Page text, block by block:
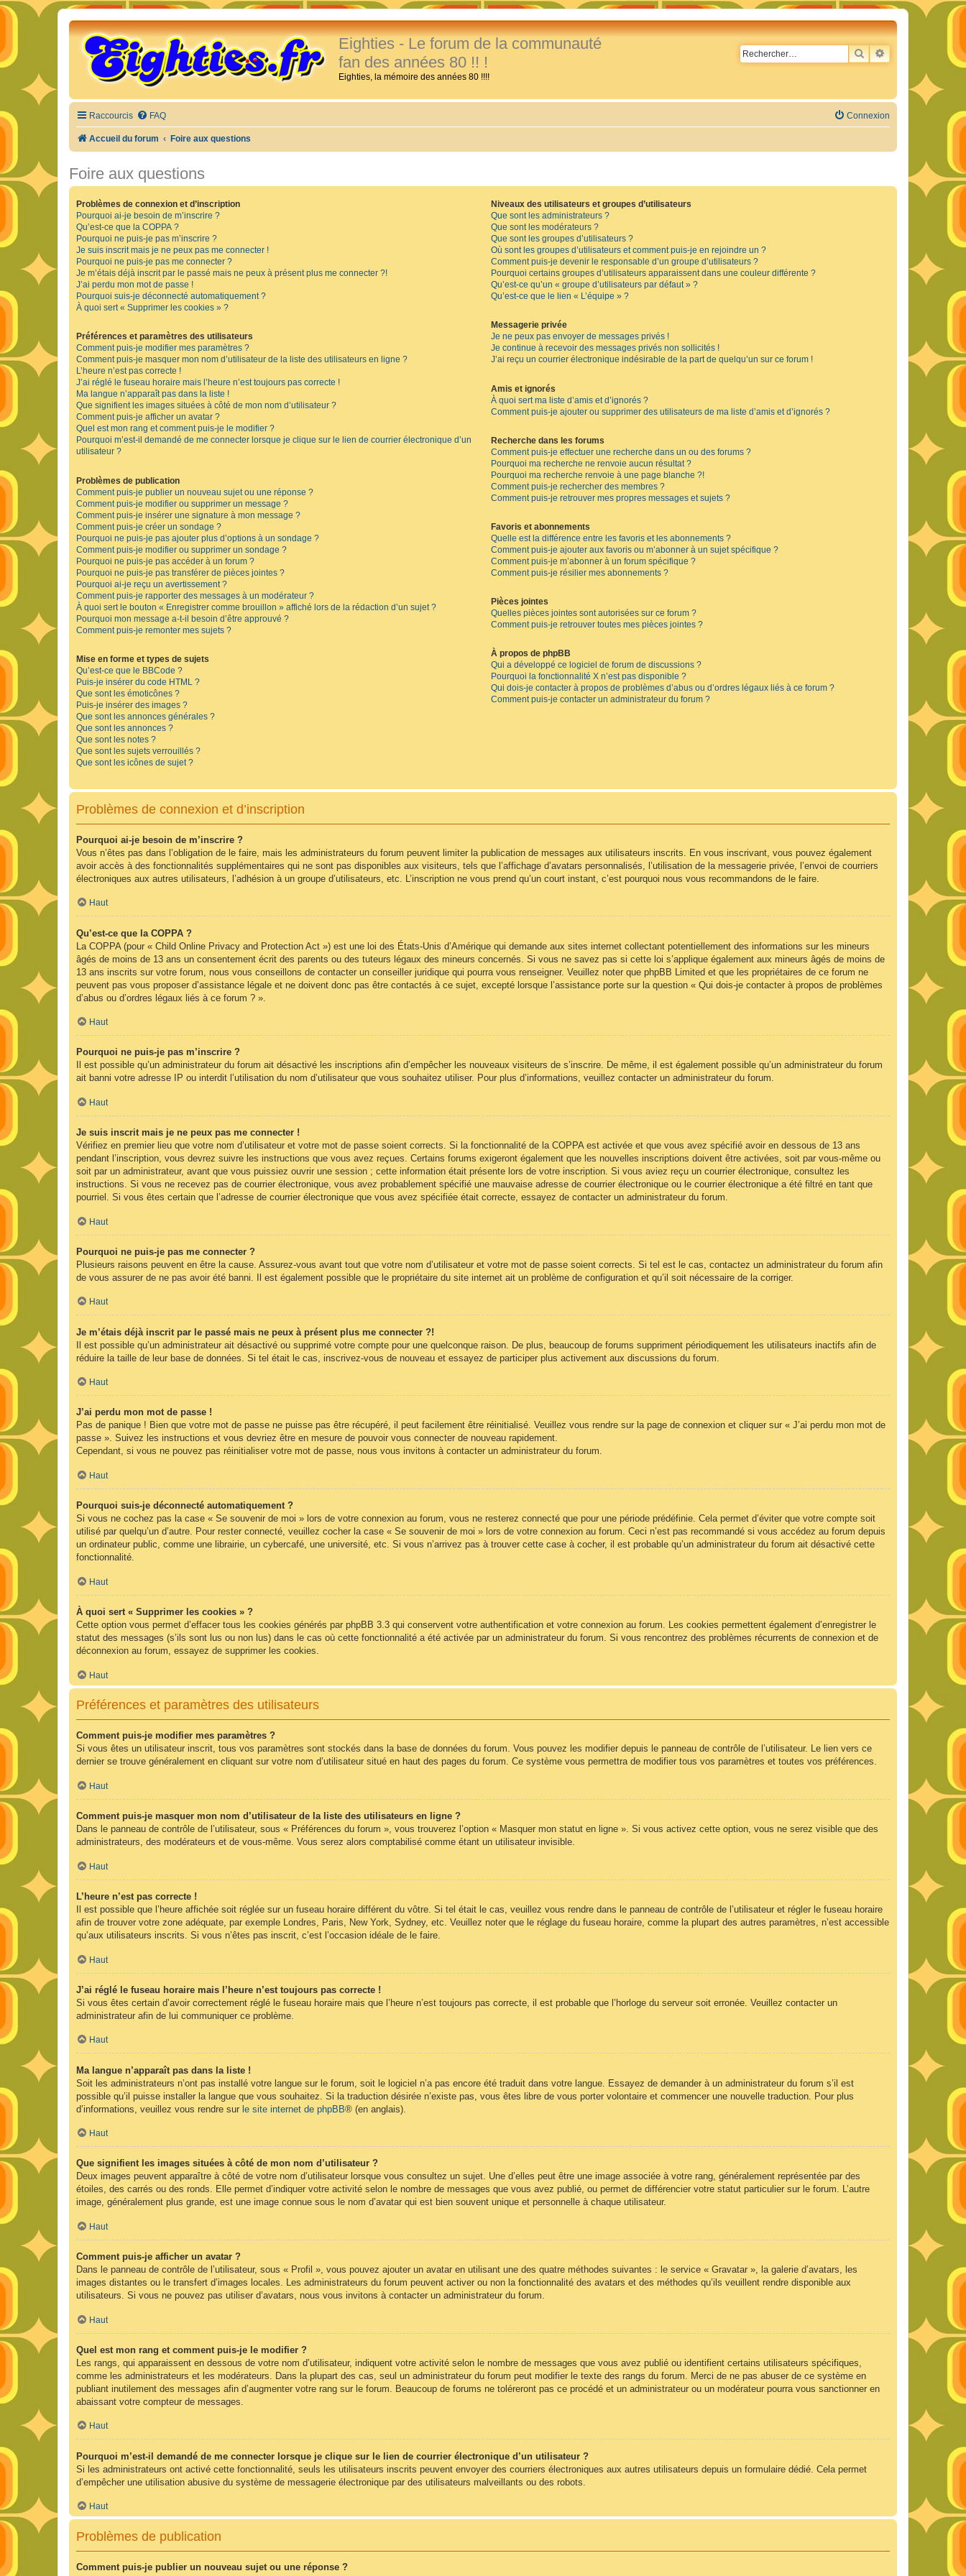
Eighties - Le forum de la communauté
fan des années 80 !! !
Eighties, la mémoire des années 80 !!!!
RECHERCHER
RECHERCHE
Raccourcis FAQ Connexion
Accueil du forum Foire aux questions
Foire aux questions
Problèmes de connexion et d’inscription
Pourquoi ai-je besoin de m’inscrire ?
Qu’est-ce que la COPPA ?
Pourquoi ne puis-je pas m’inscrire ?
Je suis inscrit mais je ne peux pas me connecter !
Pourquoi ne puis-je pas me connecter ?
Je m’étais déjà inscrit par le passé mais ne peux à présent plus me connecter ?!
J’ai perdu mon mot de passe !
Pourquoi suis-je déconnecté automatiquement ?
À quoi sert « Supprimer les cookies » ?
Préférences et paramètres des utilisateurs
Comment puis-je modifier mes paramètres ?
Comment puis-je masquer mon nom d’utilisateur de la liste des utilisateurs en ligne ?
L’heure n’est pas correcte !
J’ai réglé le fuseau horaire mais l’heure n’est toujours pas correcte !
Ma langue n’apparaît pas dans la liste !
Que signifient les images situées à côté de mon nom d’utilisateur ?
Comment puis-je afficher un avatar ?
Quel est mon rang et comment puis-je le modifier ?
Pourquoi m’est-il demandé de me connecter lorsque je clique sur le lien de courrier électronique d’un
utilisateur ?
Problèmes de publication
Comment puis-je publier un nouveau sujet ou une réponse ?
Comment puis-je modifier ou supprimer un message ?
Comment puis-je insérer une signature à mon message ?
Comment puis-je créer un sondage ?
Pourquoi ne puis-je pas ajouter plus d’options à un sondage ?
Comment puis-je modifier ou supprimer un sondage ?
Pourquoi ne puis-je pas accéder à un forum ?
Pourquoi ne puis-je pas transférer de pièces jointes ?
Pourquoi ai-je reçu un avertissement ?
Comment puis-je rapporter des messages à un modérateur ?
À quoi sert le bouton « Enregistrer comme brouillon » affiché lors de la rédaction d’un sujet ?
Pourquoi mon message a-t-il besoin d’être approuvé ?
Comment puis-je remonter mes sujets ?
Mise en forme et types de sujets
Qu’est-ce que le BBCode ?
Puis-je insérer du code HTML ?
Que sont les émoticônes ?
Puis-je insérer des images ?
Que sont les annonces générales ?
Que sont les annonces ?
Que sont les notes ?
Que sont les sujets verrouillés ?
Que sont les icônes de sujet ?
Niveaux des utilisateurs et groupes d’utilisateurs
Que sont les administrateurs ?
Que sont les modérateurs ?
Que sont les groupes d’utilisateurs ?
Où sont les groupes d’utilisateurs et comment puis-je en rejoindre un ?
Comment puis-je devenir le responsable d’un groupe d’utilisateurs ?
Pourquoi certains groupes d’utilisateurs apparaissent dans une couleur différente ?
Qu’est-ce qu’un « groupe d’utilisateurs par défaut » ?
Qu’est-ce que le lien « L’équipe » ?
Messagerie privée
Je ne peux pas envoyer de messages privés !
Je continue à recevoir des messages privés non sollicités !
J’ai reçu un courrier électronique indésirable de la part de quelqu’un sur ce forum !
Amis et ignorés
À quoi sert ma liste d’amis et d’ignorés ?
Comment puis-je ajouter ou supprimer des utilisateurs de ma liste d’amis et d’ignorés ?
Recherche dans les forums
Comment puis-je effectuer une recherche dans un ou des forums ?
Pourquoi ma recherche ne renvoie aucun résultat ?
Pourquoi ma recherche renvoie à une page blanche ?!
Comment puis-je rechercher des membres ?
Comment puis-je retrouver mes propres messages et sujets ?
Favoris et abonnements
Quelle est la différence entre les favoris et les abonnements ?
Comment puis-je ajouter aux favoris ou m’abonner à un sujet spécifique ?
Comment puis-je m’abonner à un forum spécifique ?
Comment puis-je résilier mes abonnements ?
Pièces jointes
Quelles pièces jointes sont autorisées sur ce forum ?
Comment puis-je retrouver toutes mes pièces jointes ?
À propos de phpBB
Qui a développé ce logiciel de forum de discussions ?
Pourquoi la fonctionnalité X n’est pas disponible ?
Qui dois-je contacter à propos de problèmes d’abus ou d’ordres légaux liés à ce forum ?
Comment puis-je contacter un administrateur du forum ?
Problèmes de connexion et d’inscription
Pourquoi ai-je besoin de m’inscrire ?
Vous n’êtes pas dans l’obligation de le faire, mais les administrateurs du forum peuvent limiter la publication de messages aux utilisateurs inscrits. En vous inscrivant, vous pouvez également
avoir accès à des fonctionnalités supplémentaires qui ne sont pas disponibles aux visiteurs, tels que l’affichage d’avatars personnalisés, l’utilisation de la messagerie privée, l’envoi de courriers
électroniques aux autres utilisateurs, l’adhésion à un groupe d’utilisateurs, etc. L’inscription ne vous prend qu’un court instant, c’est pourquoi nous vous recommandons de le faire.
Haut
Qu’est-ce que la COPPA ?
La COPPA (pour « Child Online Privacy and Protection Act ») est une loi des États-Unis d’Amérique qui demande aux sites internet collectant potentiellement des informations sur les mineurs
âgés de moins de 13 ans un consentement écrit des parents ou des tuteurs légaux des mineurs concernés. Si vous ne savez pas si cette loi s’applique également aux mineurs âgés de moins de
13 ans inscrits sur votre forum, nous vous conseillons de contacter un conseiller juridique qui pourra vous renseigner. Veuillez noter que phpBB Limited et que les propriétaires de ce forum ne
peuvent pas vous proposer d’assistance légale et ne doivent donc pas être contactés à ce sujet, excepté lorsque l’assistance porte sur la question « Qui dois-je contacter à propos de problèmes
d’abus ou d’ordres légaux liés à ce forum ? ».
Haut
Pourquoi ne puis-je pas m’inscrire ?
Il est possible qu’un administrateur du forum ait désactivé les inscriptions afin d’empêcher les nouveaux visiteurs de s’inscrire. De même, il est également possible qu’un administrateur du forum
ait banni votre adresse IP ou interdit l’utilisation du nom d’utilisateur que vous souhaitez utiliser. Pour plus d’informations, veuillez contacter un administrateur du forum.
Haut
Je suis inscrit mais je ne peux pas me connecter !
Vérifiez en premier lieu que votre nom d’utilisateur et votre mot de passe soient corrects. Si la fonctionnalité de la COPPA est activée et que vous avez spécifié avoir en dessous de 13 ans
pendant l’inscription, vous devrez suivre les instructions que vous avez reçues. Certains forums exigeront également que les nouvelles inscriptions doivent être activées, soit par vous-même ou
soit par un administrateur, avant que vous puissiez ouvrir une session ; cette information était présente lors de votre inscription. Si vous aviez reçu un courrier électronique, consultez les
instructions. Si vous ne recevez pas de courrier électronique, vous avez probablement spécifié une mauvaise adresse de courrier électronique ou le courrier électronique a été filtré en tant que
pourriel. Si vous êtes certain que l’adresse de courrier électronique que vous avez spécifiée était correcte, essayez de contacter un administrateur du forum.
Haut
Pourquoi ne puis-je pas me connecter ?
Plusieurs raisons peuvent en être la cause. Assurez-vous avant tout que votre nom d’utilisateur et votre mot de passe soient corrects. Si tel est le cas, contactez un administrateur du forum afin
de vous assurer de ne pas avoir été banni. Il est également possible que le propriétaire du site internet ait un problème de configuration et qu’il soit nécessaire de la corriger.
Haut
Je m’étais déjà inscrit par le passé mais ne peux à présent plus me connecter ?!
Il est possible qu’un administrateur ait désactivé ou supprimé votre compte pour une quelconque raison. De plus, beaucoup de forums suppriment périodiquement les utilisateurs inactifs afin de
réduire la taille de leur base de données. Si tel était le cas, inscrivez-vous de nouveau et essayez de participer plus activement aux discussions du forum.
Haut
J’ai perdu mon mot de passe !
Pas de panique ! Bien que votre mot de passe ne puisse pas être récupéré, il peut facilement être réinitialisé. Veuillez vous rendre sur la page de connexion et cliquer sur « J’ai perdu mon mot de
passe ». Suivez les instructions et vous devriez être en mesure de pouvoir vous connecter de nouveau rapidement.
Cependant, si vous ne pouvez pas réinitialiser votre mot de passe, nous vous invitons à contacter un administrateur du forum.
Haut
Pourquoi suis-je déconnecté automatiquement ?
Si vous ne cochez pas la case « Se souvenir de moi » lors de votre connexion au forum, vous ne resterez connecté que pour une période prédéfinie. Cela permet d’éviter que votre compte soit
utilisé par quelqu’un d’autre. Pour rester connecté, veuillez cocher la case « Se souvenir de moi » lors de votre connexion au forum. Ceci n’est pas recommandé si vous accédez au forum depuis
un ordinateur public, comme une librairie, un cybercafé, une université, etc. Si vous n’arrivez pas à trouver cette case à cocher, il est probable qu’un administrateur du forum ait désactivé cette
fonctionnalité.
Haut
À quoi sert « Supprimer les cookies » ?
Cette option vous permet d’effacer tous les cookies générés par phpBB 3.3 qui conservent votre authentification et votre connexion au forum. Les cookies permettent également d’enregistrer le
statut des messages (s’ils sont lus ou non lus) dans le cas où cette fonctionnalité a été activée par un administrateur du forum. Si vous rencontrez des problèmes récurrents de connexion et de
déconnexion au forum, essayez de supprimer les cookies.
Haut
Préférences et paramètres des utilisateurs
Comment puis-je modifier mes paramètres ?
Si vous êtes un utilisateur inscrit, tous vos paramètres sont stockés dans la base de données du forum. Vous pouvez les modifier depuis le panneau de contrôle de l’utilisateur. Le lien vers ce
dernier se trouve généralement en cliquant sur votre nom d’utilisateur situé en haut des pages du forum. Ce système vous permettra de modifier tous vos paramètres et toutes vos préférences.
Haut
Comment puis-je masquer mon nom d’utilisateur de la liste des utilisateurs en ligne ?
Dans le panneau de contrôle de l’utilisateur, sous « Préférences du forum », vous trouverez l’option « Masquer mon statut en ligne ». Si vous activez cette option, vous ne serez visible que des
administrateurs, des modérateurs et de vous-même. Vous serez alors comptabilisé comme étant un utilisateur invisible.
Haut
L’heure n’est pas correcte !
Il est possible que l’heure affichée soit réglée sur un fuseau horaire différent du vôtre. Si tel était le cas, veuillez vous rendre dans le panneau de contrôle de l’utilisateur et régler le fuseau horaire
afin de trouver votre zone adéquate, par exemple Londres, Paris, New York, Sydney, etc. Veuillez noter que le réglage du fuseau horaire, comme la plupart des autres paramètres, n’est accessible
qu’aux utilisateurs inscrits. Si vous n’êtes pas inscrit, c’est l’occasion idéale de le faire.
Haut
J’ai réglé le fuseau horaire mais l’heure n’est toujours pas correcte !
Si vous êtes certain d’avoir correctement réglé le fuseau horaire mais que l’heure n’est toujours pas correcte, il est probable que l’horloge du serveur soit erronée. Veuillez contacter un
administrateur afin de lui communiquer ce problème.
Haut
Ma langue n’apparaît pas dans la liste !
Soit les administrateurs n’ont pas installé votre langue sur le forum, soit le logiciel n’a pas encore été traduit dans votre langue. Essayez de demander à un administrateur du forum s’il est
possible qu’il puisse installer la langue que vous souhaitez. Si la traduction désirée n’existe pas, vous êtes libre de vous porter volontaire et commencer une nouvelle traduction. Pour plus
d’informations, veuillez vous rendre sur le site internet de phpBB® (en anglais).
Haut
Que signifient les images situées à côté de mon nom d’utilisateur ?
Deux images peuvent apparaître à côté de votre nom d’utilisateur lorsque vous consultez un sujet. Une d’elles peut être une image associée à votre rang, généralement représentée par des
étoiles, des carrés ou des ronds. Elle permet d’indiquer votre activité selon le nombre de messages que vous avez publié, ou permet de différencier votre statut particulier sur le forum. L’autre
image, généralement plus grande, est une image connue sous le nom d’avatar qui est bien souvent unique et personnelle à chaque utilisateur.
Haut
Comment puis-je afficher un avatar ?
Dans le panneau de contrôle de l’utilisateur, sous « Profil », vous pouvez ajouter un avatar en utilisant une des quatre méthodes suivantes : le service « Gravatar », la galerie d’avatars, les
images distantes ou le transfert d’images locales. Les administrateurs du forum peuvent activer ou non la fonctionnalité des avatars et des méthodes qu’ils veuillent rendre disponible aux
utilisateurs. Si vous ne pouvez pas utiliser d’avatars, nous vous invitons à contacter un administrateur du forum.
Haut
Quel est mon rang et comment puis-je le modifier ?
Les rangs, qui apparaissent en dessous de votre nom d’utilisateur, indiquent votre activité selon le nombre de messages que vous avez publié ou identifient certains utilisateurs spécifiques,
comme les administrateurs et les modérateurs. Dans la plupart des cas, seul un administrateur du forum peut modifier le texte des rangs du forum. Merci de ne pas abuser de ce système en
publiant inutilement des messages afin d’augmenter votre rang sur le forum. Beaucoup de forums ne toléreront pas ce procédé et un administrateur ou un modérateur pourra vous sanctionner en
abaissant votre compteur de messages.
Haut
Pourquoi m’est-il demandé de me connecter lorsque je clique sur le lien de courrier électronique d’un utilisateur ?
Si les administrateurs ont activé cette fonctionnalité, seuls les utilisateurs inscrits peuvent envoyer des courriers électroniques aux autres utilisateurs depuis un formulaire dédié. Cela permet
d’empêcher une utilisation abusive du système de messagerie électronique par des utilisateurs malveillants ou des robots.
Haut
Problèmes de publication
Comment puis-je publier un nouveau sujet ou une réponse ?